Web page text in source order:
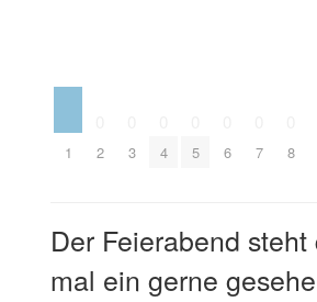
1 2 3 4 5 6 7 8
Der Feierabend
mal ein gerne